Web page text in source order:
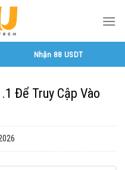
Nhận 88 USDT
Để Truy Cập Vào